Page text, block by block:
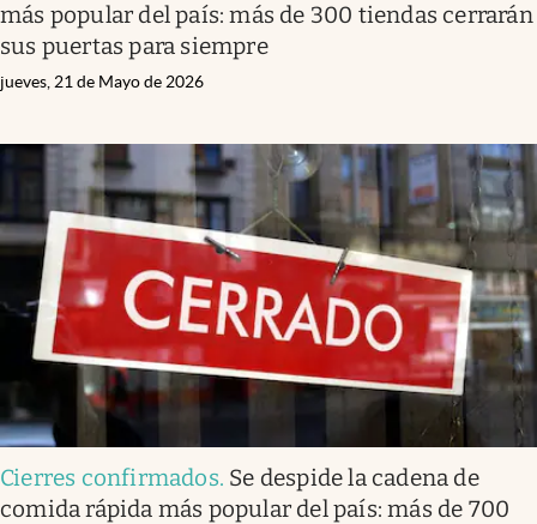
más popular del país: más de 300 tiendas cerrarán
sus puertas para siempre
jueves, 21 de Mayo de 2026
Cierres confirmados. Se despide la cadena de
comida rápida más popular del país: más de 700